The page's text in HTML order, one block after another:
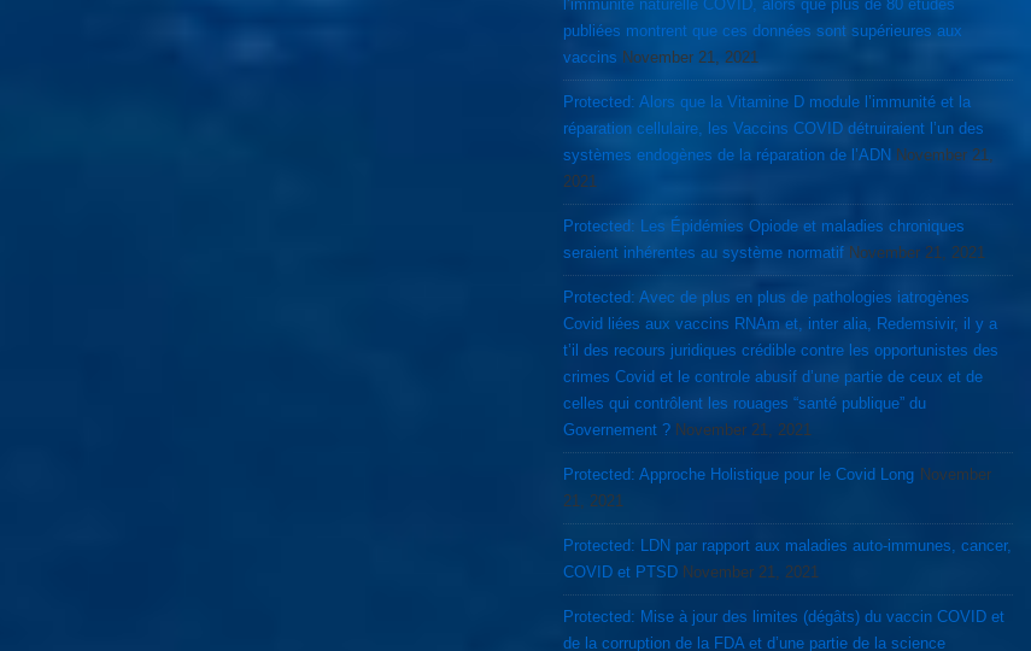
l’immunité naturelle COVID, alors que plus de 80 études
publiées montrent que ces données sont supérieures aux
vaccins November 21, 2021
Protected: Alors que la Vitamine D module l’immunité et la
réparation cellulaire, les Vaccins COVID détruiraient l’un des
systèmes endogènes de la réparation de l’ADN November 21,
2021
Protected: Les Épidémies Opiode et maladies chroniques
seraient inhérentes au système normatif November 21, 2021
Protected: Avec de plus en plus de pathologies iatrogènes
Covid liées aux vaccins RNAm et, inter alia, Redemsivir, il y a
t’il des recours juridiques crédible contre les opportunistes des
crimes Covid et le controle abusif d’une partie de ceux et de
celles qui contrôlent les rouages “santé publique” du
Governement ? November 21, 2021
Protected: Approche Holistique pour le Covid Long November
21, 2021
Protected: LDN par rapport aux maladies auto-immunes, cancer,
COVID et PTSD November 21, 2021
Protected: Mise à jour des limites (dégâts) du vaccin COVID et
de la corruption de la FDA et d’une partie de la science